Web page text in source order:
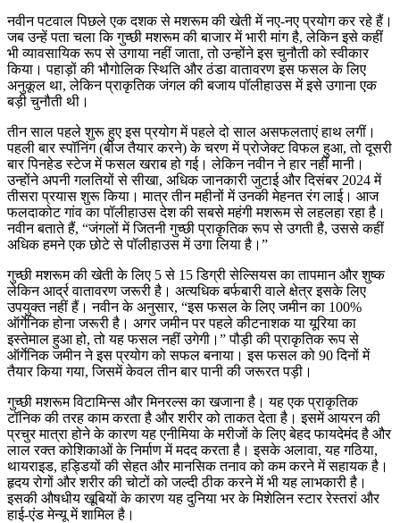
नवीन पटवाल पिछले एक दशक से मशरूम की खेती में नए-नए प्रयोग कर रहे हैं।
जब उन्हें पता चला कि गुच्छी मशरूम की बाजार में भारी मांग है, लेकिन इसे कहीं
भी व्यावसायिक रूप से उगाया नहीं जाता, तो उन्होंने इस चुनौती को स्वीकार
किया। पहाड़ों की भौगोलिक स्थिति और ठंडा वातावरण इस फसल के लिए
अनुकूल था, लेकिन प्राकृतिक जंगल की बजाय पॉलीहाउस में इसे उगाना एक
बड़ी चुनौती थी।
तीन साल पहले शुरू हुए इस प्रयोग में पहले दो साल असफलताएं हाथ लगीं।
पहली बार स्पॉनिंग (बीज तैयार करने) के चरण में प्रोजेक्ट विफल हुआ, तो दूसरी
बार पिनहेड स्टेज में फसल खराब हो गई। लेकिन नवीन ने हार नहीं मानी।
उन्होंने अपनी गलतियों से सीखा, अधिक जानकारी जुटाई और दिसंबर 2024 में
तीसरा प्रयास शुरू किया। मात्र तीन महीनों में उनकी मेहनत रंग लाई। आज
फलदाकोट गांव का पॉलीहाउस देश की सबसे महंगी मशरूम से लहलहा रहा है।
नवीन बताते हैं, “जंगलों में जितनी गुच्छी प्राकृतिक रूप से उगती है, उससे कहीं
अधिक हमने एक छोटे से पॉलीहाउस में उगा लिया है।”
गुच्छी मशरूम की खेती के लिए 5 से 15 डिग्री सेल्सियस का तापमान और शुष्क
लेकिन आर्द्र वातावरण जरूरी है। अत्यधिक बर्फबारी वाले क्षेत्र इसके लिए
उपयुक्त नहीं हैं। नवीन के अनुसार, “इस फसल के लिए जमीन का 100%
ऑर्गेनिक होना जरूरी है। अगर जमीन पर पहले कीटनाशक या यूरिया का
इस्तेमाल हुआ हो, तो यह फसल नहीं उगेगी।” पौड़ी की प्राकृतिक रूप से
ऑर्गेनिक जमीन ने इस प्रयोग को सफल बनाया। इस फसल को 90 दिनों में
तैयार किया गया, जिसमें केवल तीन बार पानी की जरूरत पड़ी।
गुच्छी मशरूम विटामिन्स और मिनरल्स का खजाना है। यह एक प्राकृतिक
टॉनिक की तरह काम करता है और शरीर को ताकत देता है। इसमें आयरन की
प्रचुर मात्रा होने के कारण यह एनीमिया के मरीजों के लिए बेहद फायदेमंद है और
लाल रक्त कोशिकाओं के निर्माण में मदद करता है। इसके अलावा, यह गठिया,
थायराइड, हड्डियों की सेहत और मानसिक तनाव को कम करने में सहायक है।
हृदय रोगों और शरीर की चोटों को जल्दी ठीक करने में भी यह लाभकारी है।
इसकी औषधीय खूबियों के कारण यह दुनिया भर के मिशेलिन स्टार रेस्तरां और
हाई-एंड मेन्यू में शामिल है।